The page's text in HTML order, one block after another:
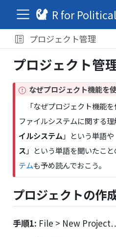
R for
プロジェクト管理
プロジェクト管
I
p
o
r
t
a
n
t
なぜプロジェクト機能を
「なぜプロジェクト機能
ファイルシステムに関する
イルシステム 」という単語
ス 」という単語を聞いたこ
テムも予め読んでおこう。
プロジェクトの作
手順1: File > New